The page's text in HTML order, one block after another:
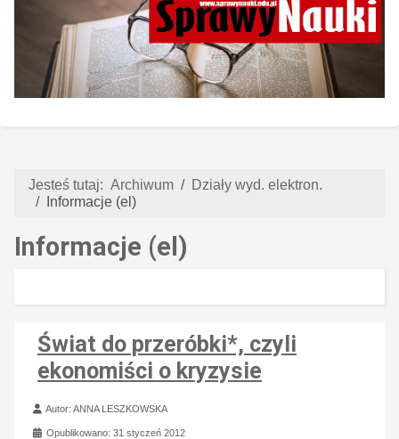
Jesteś tutaj: Archiwum
Działy wyd. elektron.
Informacje (el)
Informacje (el)
Świat do przeróbki*, czyli
ekonomiści o kryzysie
Szczegóły
Autor:ANNA LESZKOWSKA
Opublikowano: 31 styczeń 2012